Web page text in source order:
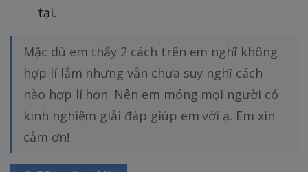
tại.
Mặc dù em thấy 2 cách trên em nghĩ không
hợp lí lắm nhưng vẫn chưa suy nghĩ cách
nào hợp lí hơn. Nên em móng mọi người có
kinh nghiệm giải đáp giúp em với ạ. Em xin
cảm ơn!